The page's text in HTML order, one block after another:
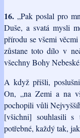
16. „Pak poslal pro
Duše, a svatá mysli
přírodu se všemi
zůstane toto dílo v
všechny Bohy
A když přišli,
On, „na Zemi a na
pochopili vůli
[všichni] souhlasili
potřebné, každý tak,